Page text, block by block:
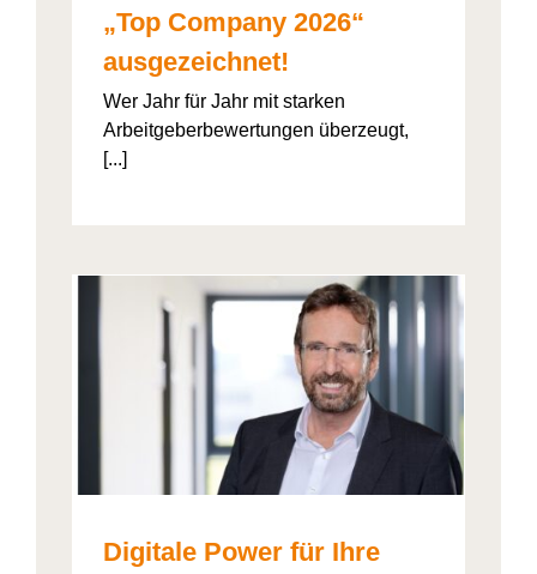
„Top Company 2026“
ausgezeichnet!
Wer Jahr für Jahr mit starken
Arbeitgeberbewertungen überzeugt,
[...]
Digitale Power für Ihre